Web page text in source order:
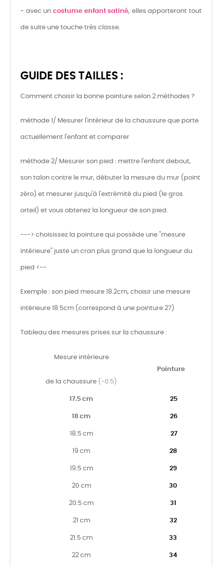
- avec un costume enfant satiné, elles apporteront tout
de suite une touche très classe.
GUIDE DES TAILLES :
Comment choisir la bonne pointure selon 2 méthodes ?
méthode 1/ Mesurer l'intérieur de la chaussure que porte
actuellement l'enfant et comparer
méthode 2/ Mesurer son pied : mettre l'enfant debout,
son talon contre le mur, débuter la mesure du mur (point
zéro) et mesurer jusqu'à l'extrémité du pied (le gros
orteil) et vous obtenez la longueur de son pied.
---> choisissez la pointure qui possède une "mesure
intérieure" juste un cran plus grand que la longueur du
pied <--
Exemple : son pied mesure 18.2cm, choisir une mesure
intérieure 18.5cm (correspond à une pointure 27)
Tableau des mesures prises sur la chaussure :
Mesure intérieure
de la chaussure (-0.5)
Pointure
17.5 cm 25
18 cm 26
18.5 cm 27
19 cm 28
19.5 cm 29
20 cm 30
20.5 cm 31
21 cm 32
21.5 cm 33
22 cm 34